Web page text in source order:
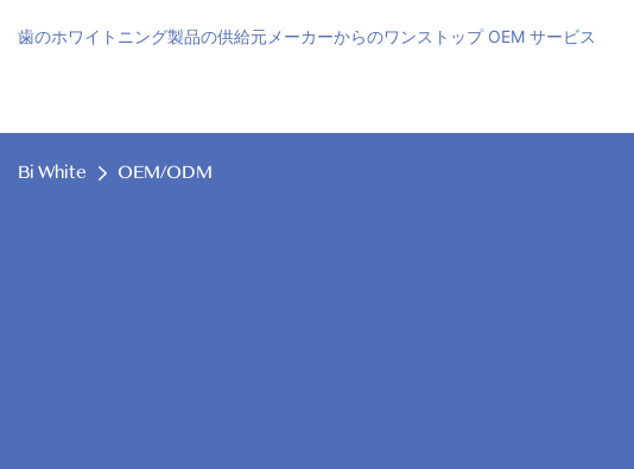
歯のホワイトニング製品の供給元メーカーからのワンストップ OEM サービス
Bi White OEM/ODM